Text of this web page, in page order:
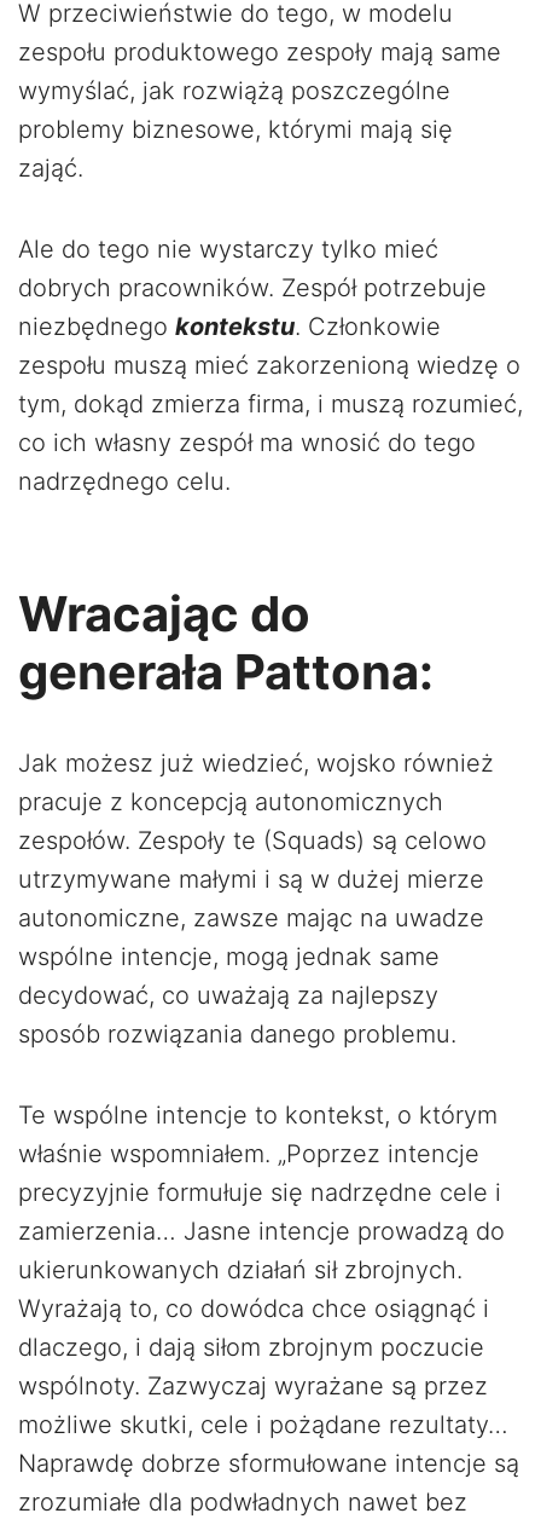
W przeciwieństwie do tego, w modelu
zespołu produktowego zespoły mają same
wymyślać, jak rozwiążą poszczególne
problemy biznesowe, którymi mają się
zająć.
Ale do tego nie wystarczy tylko mieć
dobrych pracowników. Zespół potrzebuje
niezbędnego kontekstu. Członkowie
zespołu muszą mieć zakorzenioną wiedzę o
tym, dokąd zmierza firma, i muszą rozumieć,
co ich własny zespół ma wnosić do tego
nadrzędnego celu.
Wracając do
generała Pattona:
Jak możesz już wiedzieć, wojsko również
pracuje z koncepcją autonomicznych
zespołów. Zespoły te (Squads) są celowo
utrzymywane małymi i są w dużej mierze
autonomiczne, zawsze mając na uwadze
wspólne intencje, mogą jednak same
decydować, co uważają za najlepszy
sposób rozwiązania danego problemu.
Te wspólne intencje to kontekst, o którym
właśnie wspomniałem. „Poprzez intencje
precyzyjnie formułuje się nadrzędne cele i
zamierzenia… Jasne intencje prowadzą do
ukierunkowanych działań sił zbrojnych.
Wyrażają to, co dowódca chce osiągnąć i
dlaczego, i dają siłom zbrojnym poczucie
wspólnoty. Zazwyczaj wyrażane są przez
możliwe skutki, cele i pożądane rezultaty…
Naprawdę dobrze sformułowane intencje są
zrozumiałe dla podwładnych nawet bez